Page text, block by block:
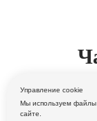
Управление cookie
Мы используем файлы
сайте.